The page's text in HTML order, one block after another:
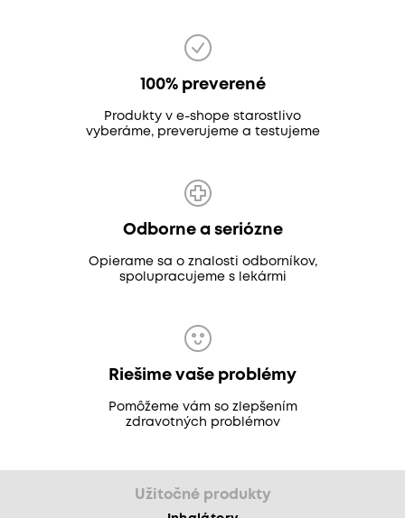
100% preverené
Produkty v e-shope starostlivo
vyberáme, preverujeme a testujeme
Odborne a seriózne
Opierame sa o znalosti odborníkov,
spolupracujeme s lekármi
Riešime vaše problémy
Pomôžeme vám so zlepšením
zdravotných problémov
Užitočné produkty